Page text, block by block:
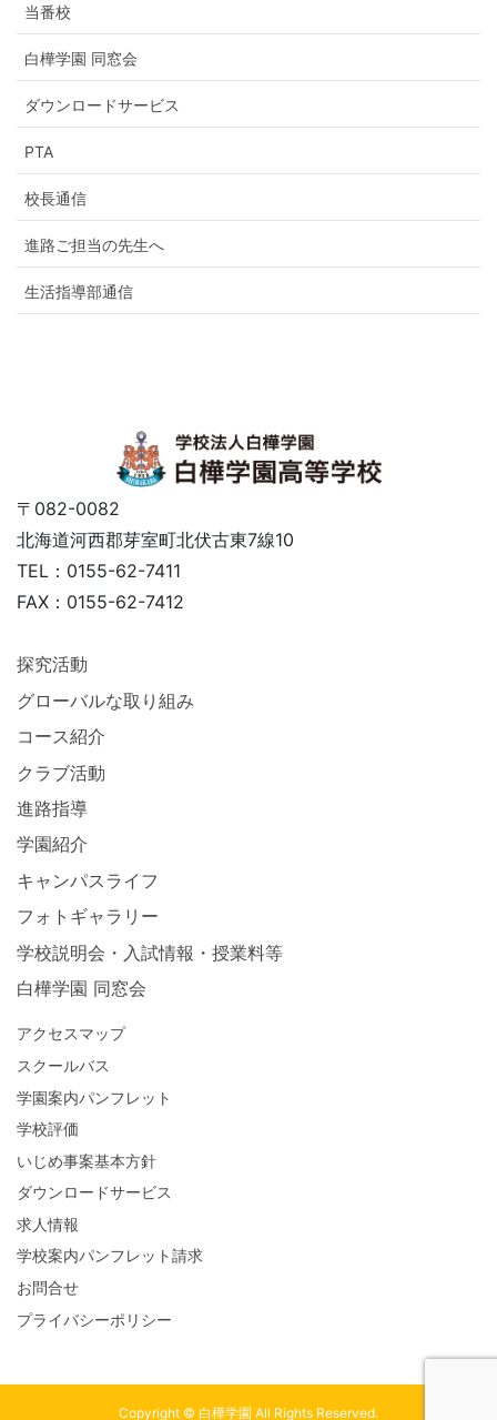
当番校
白樺学園 同窓会
ダウンロードサービス
PTA
校長通信
進路ご担当の先生へ
生活指導部通信
〒082-0082
北海道河西郡芽室町北伏古東7線10
TEL：0155-62-7411
FAX：0155-62-7412
探究活動
グローバルな取り組み
コース紹介
クラブ活動
進路指導
学園紹介
キャンパスライフ
フォトギャラリー
学校説明会・入試情報・授業料等
白樺学園 同窓会
アクセスマップ
スクールバス
学園案内パンフレット
学校評価
いじめ事案基本方針
ダウンロードサービス
求人情報
学校案内パンフレット請求
お問合せ
プライバシーポリシー
Copyright © 白樺学園 All Rights Reserved.